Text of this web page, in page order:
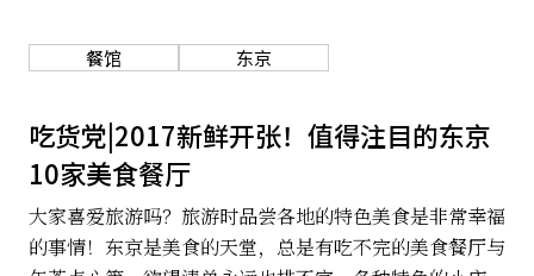
餐馆 东京
吃货党|2017新鲜开张！值得注目的东京
10家美食餐厅
大家喜爱旅游吗？旅游时品尝各地的特色美食是非常幸福
的事情！东京是美食的天堂，总是有吃不完的美食餐厅与